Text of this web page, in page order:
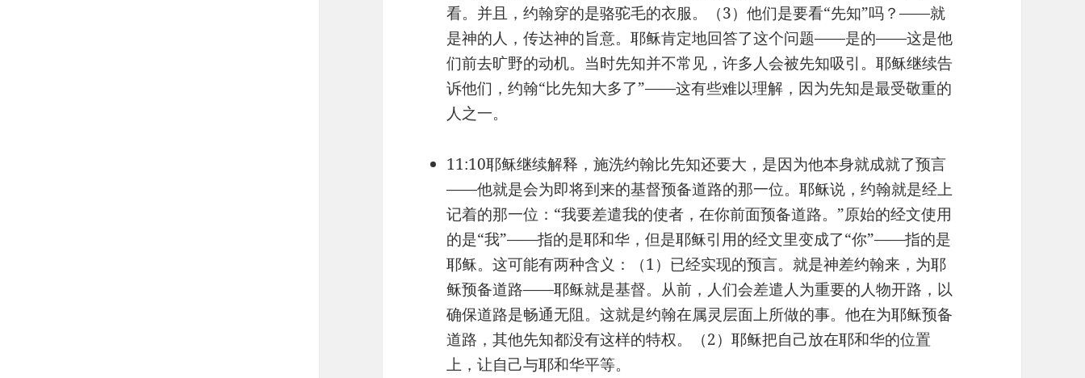
看。并且，约翰穿的是骆驼毛的衣服。（3）他们是要看“先知”吗？——就
是神的人，传达神的旨意。耶稣肯定地回答了这个问题——是的——这是他
们前去旷野的动机。当时先知并不常见，许多人会被先知吸引。耶稣继续告
诉他们，约翰“比先知大多了”——这有些难以理解，因为先知是最受敬重的
人之一。
11:10耶稣继续解释，施洗约翰比先知还要大，是因为他本身就成就了预言
——他就是会为即将到来的基督预备道路的那一位。耶稣说，约翰就是经上
记着的那一位：“我要差遣我的使者，在你前面预备道路。”原始的经文使用
的是“我”——指的是耶和华，但是耶稣引用的经文里变成了“你”——指的是
耶稣。这可能有两种含义：（1）已经实现的预言。就是神差约翰来，为耶
稣预备道路——耶稣就是基督。从前，人们会差遣人为重要的人物开路，以
确保道路是畅通无阻。这就是约翰在属灵层面上所做的事。他在为耶稣预备
道路，其他先知都没有这样的特权。（2）耶稣把自己放在耶和华的位置
上，让自己与耶和华平等。